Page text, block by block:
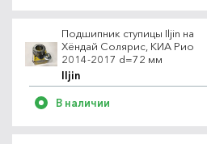
Подшипник ступицы Iljin на
Хёндай Солярис, КИА Рио
2014-2017 d=72 мм
Iljin
В наличии